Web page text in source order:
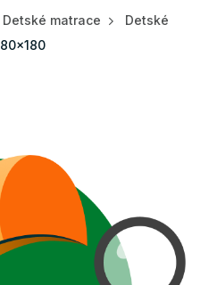
Detské matrace
Detské
80x180